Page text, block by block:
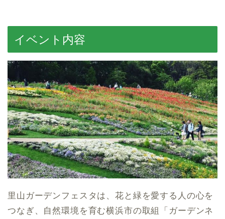
イベント内容
里山ガーデンフェスタは、花と緑を愛する人の心を
つなぎ、自然環境を育む横浜市の取組「ガーデンネ